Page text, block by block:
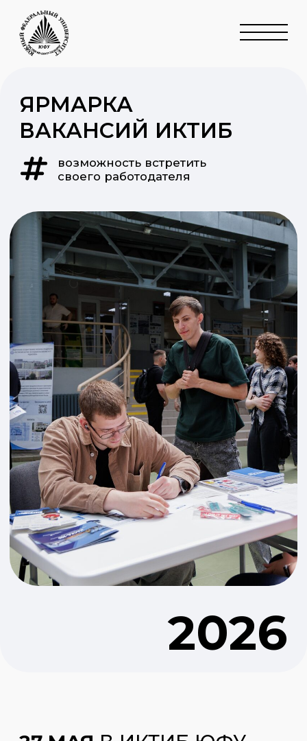
ВАКАНСИЙ ИКТИБ
своего работодателя
2026
27 МАЯВ ИКТИБ ЮФУ
СОСТОЯЛАСЬ
ЯРМАРКА
ВАКАНСИЙ
площадок для прямого взаимодействия
работодателей и будущих специалистов.
Участниками ярмарки стали более 400